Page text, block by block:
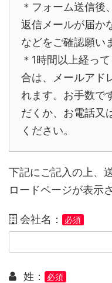
＊フォーム送信後
返信メールが届か
などをご確認願い
＊1時間以上経っ
合は、メールアド
れます。お手数で
だくか、お電話又
ください。
下記にご記入の上、
ロードページが表示
会社名： 必須
姓： 必須